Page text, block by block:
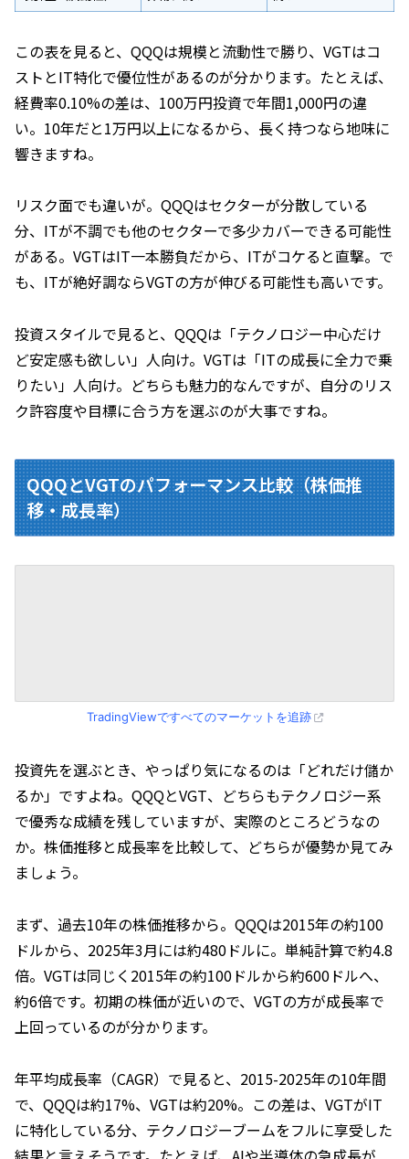
この表を見ると、QQQは規模と流動性で勝り、VGTはコ
ストとIT特化で優位性があるのが分かります。たとえば、
経費率0.10%の差は、100万円投資で年間1,000円の違
い。10年だと1万円以上になるから、長く持つなら地味に
響きますね。
リスク面でも違いが。QQQはセクターが分散している
分、ITが不調でも他のセクターで多少カバーできる可能性
がある。VGTはIT一本勝負だから、ITがコケると直撃。で
も、ITが絶好調ならVGTの方が伸びる可能性も高いです。
投資スタイルで見ると、QQQは「テクノロジー中心だけ
ど安定感も欲しい」人向け。VGTは「ITの成長に全力で乗
りたい」人向け。どちらも魅力的なんですが、自分のリス
ク許容度や目標に合う方を選ぶのが大事ですね。
QQQとVGTのパフォーマンス比較（株価推
移・成長率）
TradingViewですべてのマーケットを追跡
投資先を選ぶとき、やっぱり気になるのは「どれだけ儲か
るか」ですよね。QQQとVGT、どちらもテクノロジー系
で優秀な成績を残していますが、実際のところどうなの
か。株価推移と成長率を比較して、どちらが優勢か見てみ
ましょう。
まず、過去10年の株価推移から。QQQは2015年の約100
ドルから、2025年3月には約480ドルに。単純計算で約4.8
倍。VGTは同じく2015年の約100ドルから約600ドルへ、
約6倍です。初期の株価が近いので、VGTの方が成長率で
上回っているのが分かります。
年平均成長率（CAGR）で見ると、2015-2025年の10年間
で、QQQは約17%、VGTは約20%。この差は、VGTがIT
に特化している分、テクノロジーブームをフルに享受した